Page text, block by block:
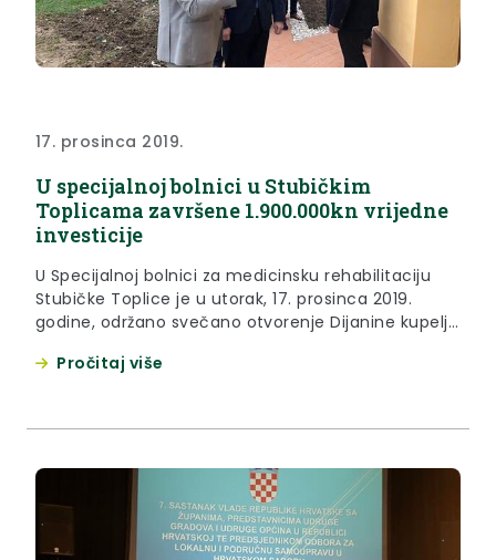
17. prosinca 2019.
U specijalnoj bolnici u Stubičkim
Toplicama završene 1.900.000kn vrijedne
investicije
U Specijalnoj bolnici za medicinsku rehabilitaciju
Stubičke Toplice je u utorak, 17. prosinca 2019.
godine, održano svečano otvorenje Dijanine kupelji i
adaptaciju u proteklom razdoblju uloženo 1.869.478
Pročitaj više